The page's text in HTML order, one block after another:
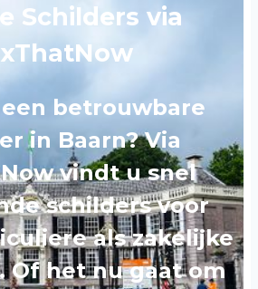
Schilders via
betrouwbare
in Baarn? Via
vindt u snel
schilders voor
als zakelijke
Of het nu gaat om